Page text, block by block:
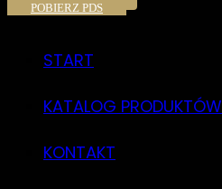
POBIERZ PDS
START
KATALOG PRODUKTÓW
KONTAKT